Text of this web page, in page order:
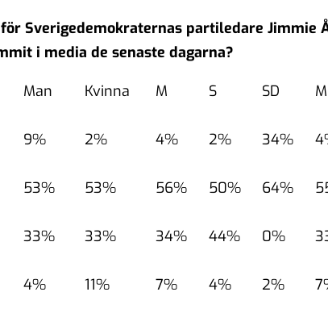
Sverigedemokraternas partiledare Jimmie
i media de senaste dagarna?
Man Kvinna M S SD
9% 2% 4% 2% 34%
53% 53% 56% 50% 64%
33% 33% 34% 44% 0%
4% 11% 7% 4% 2%